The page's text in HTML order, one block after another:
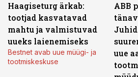
Haagiseturg ärkab:
tootjad kasvatavad
mahtu ja valmistuvad
uueks laienemiseks
Bestnet avab uue müügi- ja
tootmiskeskuse
ABB
uue